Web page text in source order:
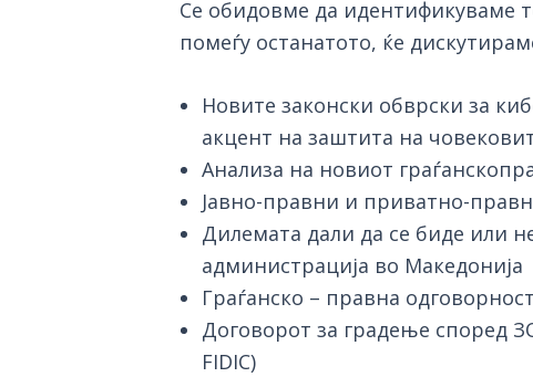
Се обидовме да идентификуваме
помеѓу останатото, ќе
Новите законски обврски за
акцент на заштита на
Анализа на новиот
Јавно-правни и приватно-
Дилемата дали да се биде или
администрација во Македонија
Граѓанско – правна
Договорот за градење според
FIDIC)